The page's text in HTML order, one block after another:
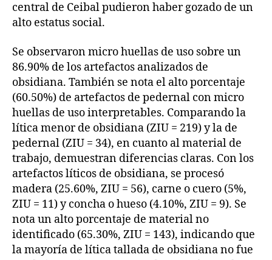
central de Ceibal pudieron haber gozado de un
alto estatus social.
Se observaron micro huellas de uso sobre un
86.90% de los artefactos analizados de
obsidiana. También se nota el alto porcentaje
(60.50%) de artefactos de pedernal con micro
huellas de uso interpretables. Comparando la
lítica menor de obsidiana (ZIU = 219) y la de
pedernal (ZIU = 34), en cuanto al material de
trabajo, demuestran diferencias claras. Con los
artefactos líticos de obsidiana, se procesó
madera (25.60%, ZIU = 56), carne o cuero (5%,
ZIU = 11) y concha o hueso (4.10%, ZIU = 9). Se
nota un alto porcentaje de material no
identificado (65.30%, ZIU = 143), indicando que
la mayoría de lítica tallada de obsidiana no fue